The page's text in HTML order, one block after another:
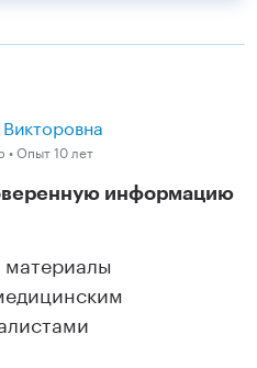
• Опыт 10 лет
информацию